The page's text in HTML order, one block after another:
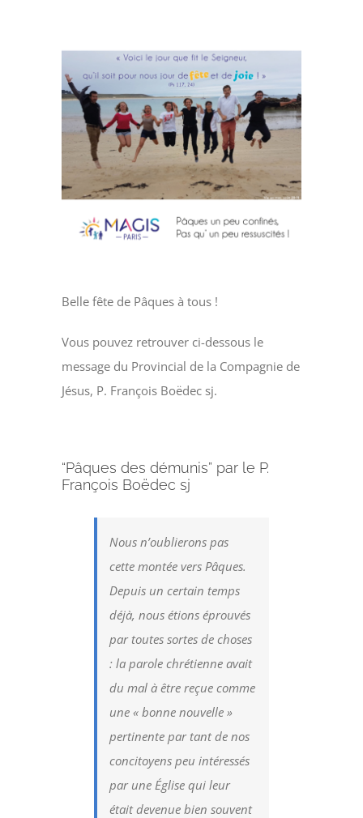
Magis Paris
Cowork Magis
JRS France
agrandie
Belle fête de Pâques à tous !
Vous pouvez retrouver ci-dessous le
message du Provincial de la Compagnie de
Jésus, P. François Boëdec sj.
“Pâques des démunis” par le P.
François Boëdec sj
Nous n’oublierons pas
cette montée vers Pâques.
Depuis un certain temps
déjà, nous étions éprouvés
par toutes sortes de choses
: la parole chrétienne avait
du mal à être reçue comme
une « bonne nouvelle »
pertinente par tant de nos
concitoyens peu intéressés
par une Église qui leur
était devenue bien souvent